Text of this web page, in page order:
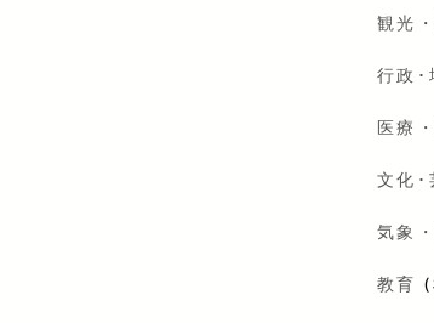
観光
行政･
医療
文化･
気象
教育